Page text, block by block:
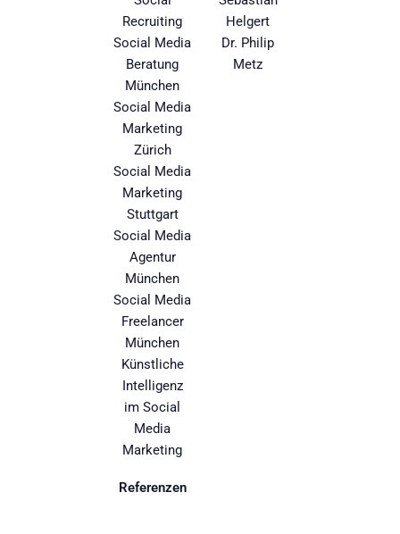
Recruiting
Social Media
Beratung
München
Social Media
Marketing
Zürich
Social Media
Marketing
Stuttgart
Social Media
Agentur
München
Social Media
Freelancer
München
Künstliche
Intelligenz
im Social
Media
Marketing
Referenzen
Helgert
Dr. Philip
Metz